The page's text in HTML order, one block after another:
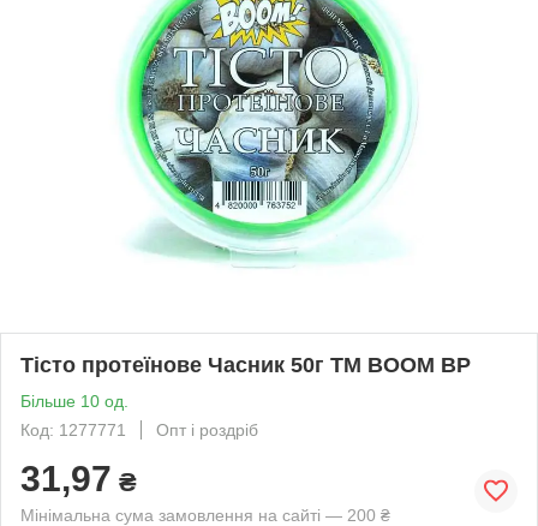
Тісто протеїнове Часник 50г ТМ BOOM BP
Більше 10 од.
Код: 1277771
Опт і роздріб
31,97 ₴
Мінімальна сума замовлення на сайті — 200 ₴